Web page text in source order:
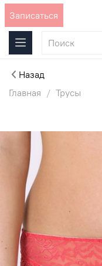
Записаться
Назад
Главная
Трусы